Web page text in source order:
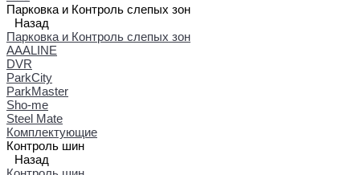
Парковка и Контроль слепых зон
Назад
Парковка и Контроль слепых зон
AAALINE
DVR
ParkCity
ParkMaster
Sho-me
Steel Mate
Комплектующие
Контроль шин
Назад